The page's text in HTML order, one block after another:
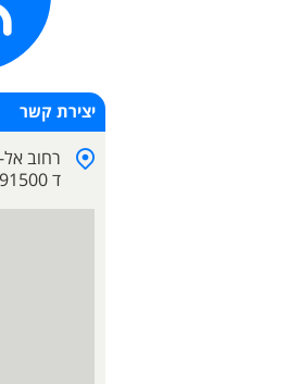
יצירת קשר
ד 4491500 , ת.ד 4581